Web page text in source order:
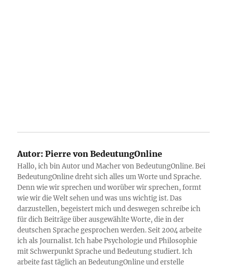
Autor: Pierre von BedeutungOnline
Hallo, ich bin Autor und Macher von BedeutungOnline. Bei
BedeutungOnline dreht sich alles um Worte und Sprache.
Denn wie wir sprechen und worüber wir sprechen, formt
wie wir die Welt sehen und was uns wichtig ist. Das
darzustellen, begeistert mich und deswegen schreibe ich
für dich Beiträge über ausgewählte Worte, die in der
deutschen Sprache gesprochen werden. Seit 2004 arbeite
ich als Journalist. Ich habe Psychologie und Philosophie
mit Schwerpunkt Sprache und Bedeutung studiert. Ich
arbeite fast täglich an BedeutungOnline und erstelle